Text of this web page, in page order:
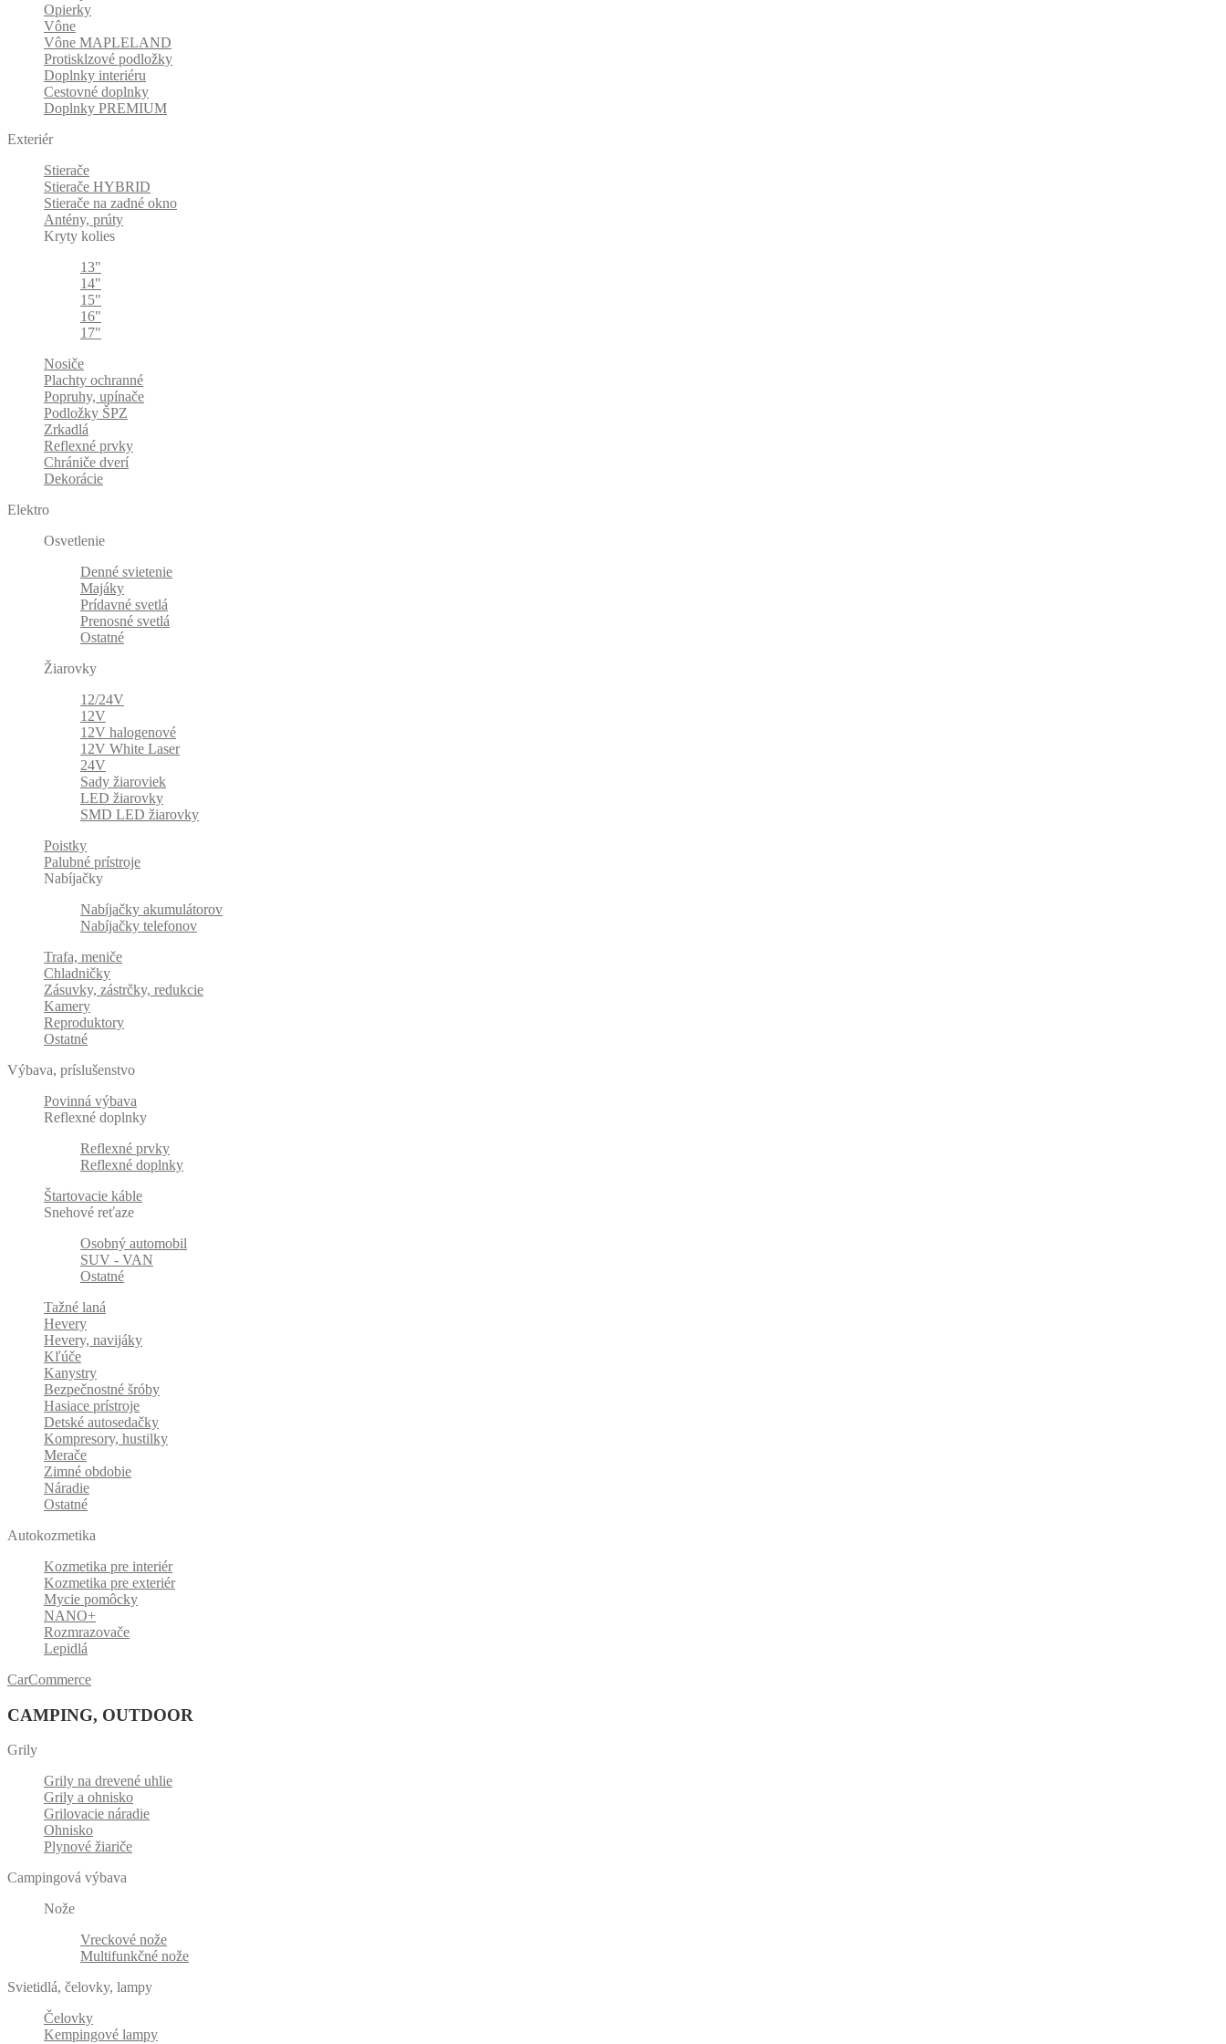
Opierky
Vône
Vône MAPLELAND
Protisklzové podložky
Doplnky interiéru
Cestovné doplnky
Doplnky PREMIUM
Exteriér
Stierače
Stierače HYBRID
Stierače na zadné okno
Antény, prúty
Kryty kolies
13"
14"
15"
16"
17"
Nosiče
Plachty ochranné
Popruhy, upínače
Podložky ŠPZ
Zrkadlá
Reflexné prvky
Chrániče dverí
Dekorácie
Elektro
Osvetlenie
Denné svietenie
Majáky
Prídavné svetlá
Prenosné svetlá
Ostatné
Žiarovky
12/24V
12V
12V halogenové
12V White Laser
24V
Sady žiaroviek
LED žiarovky
SMD LED žiarovky
Poistky
Palubné prístroje
Nabíjačky
Nabíjačky akumulátorov
Nabíjačky telefonov
Trafa, meniče
Chladničky
Zásuvky, zástrčky, redukcie
Kamery
Reproduktory
Ostatné
Výbava, príslušenstvo
Povinná výbava
Reflexné doplnky
Reflexné prvky
Reflexné doplnky
Štartovacie káble
Snehové reťaze
Osobný automobil
SUV - VAN
Ostatné
Tažné laná
Hevery
Hevery, navijáky
Kľúče
Kanystry
Bezpečnostné šróby
Hasiace prístroje
Detské autosedačky
Kompresory, hustilky
Merače
Zimné obdobie
Náradie
Ostatné
Autokozmetika
Kozmetika pre interiér
Kozmetika pre exteriér
Mycie pomôcky
NANO+
Rozmrazovače
Lepidlá
CarCommerce
CAMPING, OUTDOOR
Grily
Grily na drevené uhlie
Grily a ohnisko
Grilovacie náradie
Ohnisko
Plynové žiariče
Campingová výbava
Nože
Vreckové nože
Multifunkčné nože
Svietidlá, čelovky, lampy
Čelovky
Kempingové lampy